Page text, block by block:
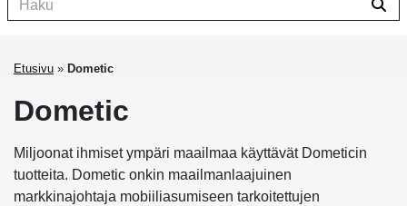
Etusivu » Dometic
Dometic
Miljoonat ihmiset ympäri maailmaa käyttävät Dometicin
tuotteita. Dometic onkin maailmanlaajuinen
markkinajohtaja mobiiliasumiseen tarkoitettujen